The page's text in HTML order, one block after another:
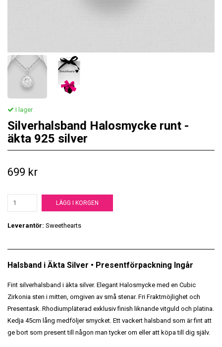
I lager
Silverhalsband Halosmycke runt -
äkta 925 silver
699 kr
LÄGG I KORGEN
Leverantör: Sweethearts
Halsband i Äkta Silver • Presentförpackning Ingår
Fint silverhalsband i äkta silver. Elegant Halosmycke med en Cubic
Zirkonia sten i mitten, omgiven av små stenar. Fri Fraktmöjlighet och
Presentask. Rhodiumpläterad exklusiv finish liknande vitguld och platina.
Kedja 45cm lång medföljer smycket. Ett vackert halsband som är fint att
ge bort som present till någon man tycker om eller att köpa till dig själv.